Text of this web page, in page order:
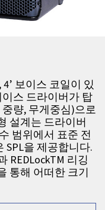
보이스 코일이 있
이스 드라이버가 탑
량, 무게중심)으로
설계는 드라이버
범위에서 표준 전
SPL을 제공합니다.
REDLockTM 리깅
통해 어떠한 크기